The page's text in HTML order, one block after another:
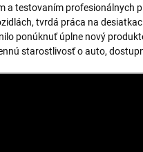
a testovaním profesionálnych
tvrdá práca na
ponúknuť úplne nový
starostlivosť o auto,